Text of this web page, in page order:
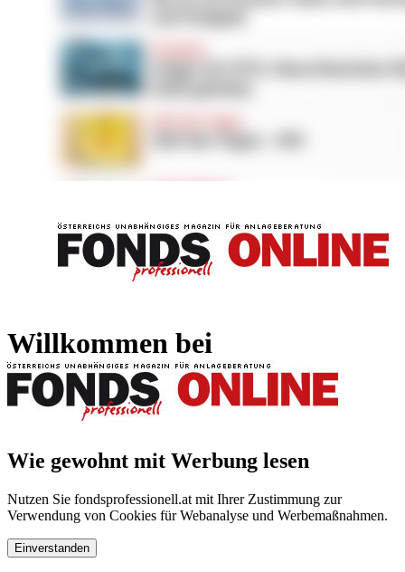
Willkommen bei
Wie gewohnt mit Werbung lesen
Nutzen Sie fondsprofessionell.at mit Ihrer Zustimmung zur
Verwendung von Cookies für Webanalyse und Werbemaßnahmen.
Einverstanden